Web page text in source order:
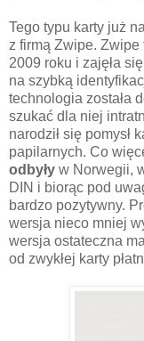
Tego typu karty już
z firmą Zwipe. Zwipe
2009 roku i zajęła
na szybką
technologia została
szukać dla niej
narodził się pomysł
papilarnych. Co
odbyły w Norwegii,
DIN i biorąc pod
bardzo pozytywny.
wersja nieco mniej
wersja ostateczna
od zwykłej karty